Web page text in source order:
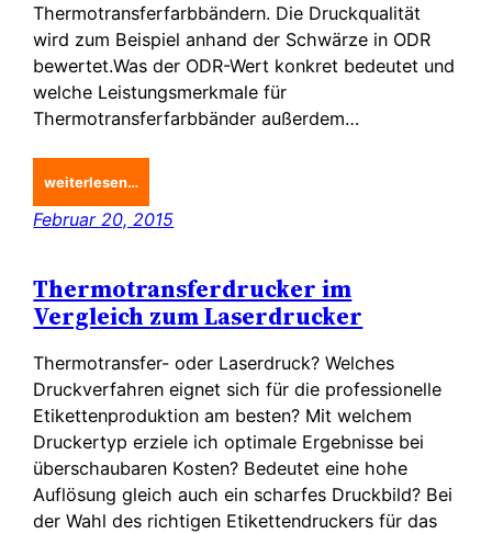
Thermotransferfarbbändern. Die Druckqualität
wird zum Beispiel anhand der Schwärze in ODR
bewertet.Was der ODR-Wert konkret bedeutet und
welche Leistungsmerkmale für
Thermotransferfarbbänder außerdem…
weiterlesen…
Februar 20, 2015
Thermotransferdrucker im
Vergleich zum Laserdrucker
Thermotransfer- oder Laserdruck? Welches
Druckverfahren eignet sich für die professionelle
Etikettenproduktion am besten? Mit welchem
Druckertyp erziele ich optimale Ergebnisse bei
überschaubaren Kosten? Bedeutet eine hohe
Auflösung gleich auch ein scharfes Druckbild? Bei
der Wahl des richtigen Etikettendruckers für das